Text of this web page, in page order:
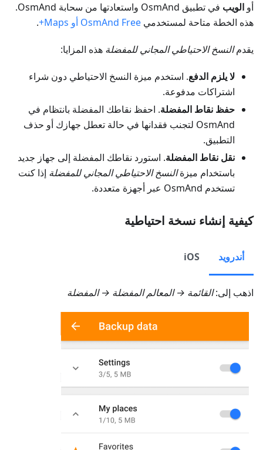
أو الويب
في تطبيق OsmAnd واستعادتها من سحابة OsmAnd.
هذه الخطة متاحة لمستخدمي OsmAnd Free أو Maps+ .
يقدمالنسخ الاحتياطي المجاني للمفضلة هذه المزايا:
لا يلزم الدفع. استخدم ميزة النسخ الاحتياطي دون شراء
اشتراكات مدفوعة.
حفظ نقاط المفضلة. احفظ نقاطك المفضلة بانتظام في
OsmAnd لتجنب فقدانها في حالة تعطل جهازك أو حذف
التطبيق.
نقل نقاط المفضلة. استورد نقاطك المفضلة إلى جهاز جديد
باستخدام ميزةالنسخ الاحتياطي المجاني للمفضلة إذا كنت
تستخدم OsmAnd عبر أجهزة متعددة.
كيفية إنشاء نسخة احتياطية
أندرويد iOS
اذهب إلى:القائمة → المعالم المفضلة → المفضلة